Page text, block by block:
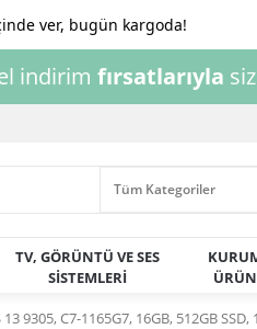
indirim fırsatlarıyla
TV, GÖRÜNTÜ VE SES
SİSTEMLERİ
9305, C7-1165G7, 16GB, 512GB